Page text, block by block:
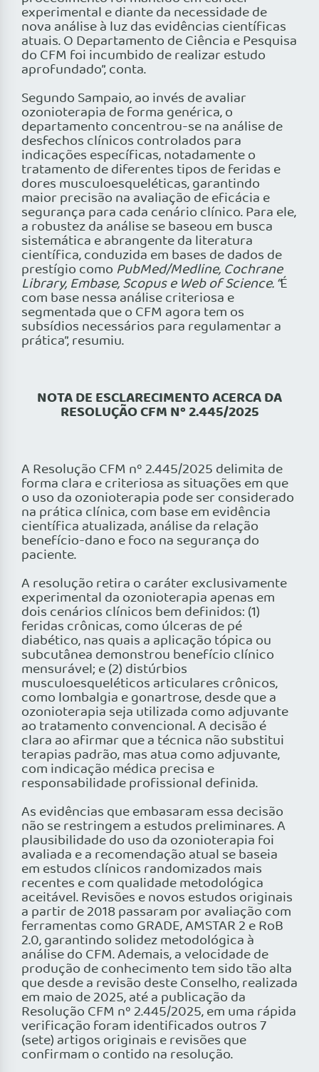
experimental e diante da necessidade de
nova análise à luz das evidências científicas
atuais. O Departamento de Ciência e Pesquisa
do CFM foi incumbido de realizar estudo
aprofundado”, conta.
Segundo Sampaio, ao invés de avaliar
ozonioterapia de forma genérica, o
departamento concentrou-se na análise de
desfechos clínicos controlados para
indicações específicas, notadamente o
tratamento de diferentes tipos de feridas e
dores musculoesqueléticas, garantindo
maior precisão na avaliação de eficácia e
segurança para cada cenário clínico. Para ele,
a robustez da análise se baseou em busca
sistemática e abrangente da literatura
científica, conduzida em bases de dados de
prestígio como PubMed/Medline, Cochrane
Library, Embase, Scopus e Web of Science. “É
com base nessa análise criteriosa e
segmentada que o CFM agora tem os
subsídios necessários para regulamentar a
prática”, resumiu.
NOTA DE ESCLARECIMENTO ACERCA DA
RESOLUÇÃO CFM Nº 2.445/2025
A Resolução CFM nº 2.445/2025 delimita de
forma clara e criteriosa as situações em que
o uso da ozonioterapia pode ser considerado
na prática clínica, com base em evidência
científica atualizada, análise da relação
benefício-dano e foco na segurança do
paciente.
A resolução retira o caráter exclusivamente
experimental da ozonioterapia apenas em
dois cenários clínicos bem definidos: (1)
feridas crônicas, como úlceras de pé
diabético, nas quais a aplicação tópica ou
subcutânea demonstrou benefício clínico
mensurável; e (2) distúrbios
musculoesqueléticos articulares crônicos,
como lombalgia e gonartrose, desde que a
ozonioterapia seja utilizada como adjuvante
ao tratamento convencional. A decisão é
clara ao afirmar que a técnica não substitui
terapias padrão, mas atua como adjuvante,
com indicação médica precisa e
responsabilidade profissional definida.
As evidências que embasaram essa decisão
não se restringem a estudos preliminares. A
plausibilidade do uso da ozonioterapia foi
avaliada e a recomendação atual se baseia
em estudos clínicos randomizados mais
recentes e com qualidade metodológica
aceitável. Revisões e novos estudos originais
a partir de 2018 passaram por avaliação com
ferramentas como GRADE, AMSTAR 2 e RoB
2.0, garantindo solidez metodológica à
análise do CFM. Ademais, a velocidade de
produção de conhecimento tem sido tão alta
que desde a revisão deste Conselho, realizada
em maio de 2025, até a publicação da
Resolução CFM nº 2.445/2025, em uma rápida
verificação foram identificados outros 7
(sete) artigos originais e revisões que
confirmam o contido na resolução.